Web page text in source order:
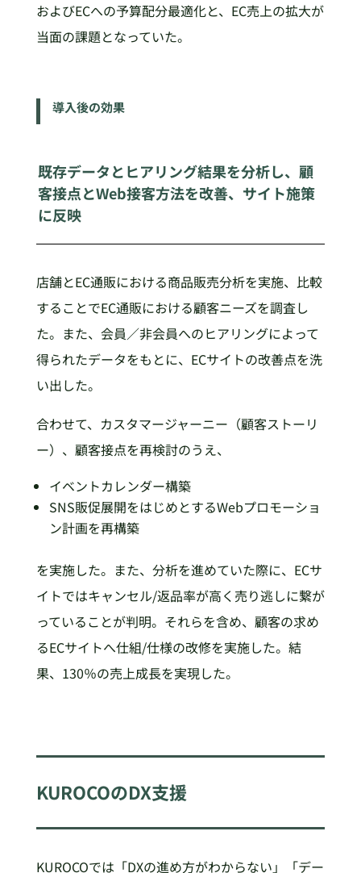
およびECへの予算配分最適化と、EC売上の拡大が
当面の課題となっていた。
導入後の効果
既存データとヒアリング結果を分析し、顧
客接点とWeb接客方法を改善、サイト施策
に反映
店舗とEC通販における商品販売分析を実施、比較
することでEC通販における顧客ニーズを調査し
た。また、会員／非会員へのヒアリングによって
得られたデータをもとに、ECサイトの改善点を洗
い出した。
合わせて、カスタマージャーニー（顧客ストーリ
ー）、顧客接点を再検討のうえ、
イベントカレンダー構築
SNS販促展開をはじめとするWebプロモーショ
ン計画を再構築
を実施した。また、分析を進めていた際に、ECサ
イトではキャンセル/返品率が高く売り逃しに繋が
っていることが判明。それらを含め、顧客の求め
るECサイトへ仕組/仕様の改修を実施した。結
果、130％の売上成長を実現した。
KUROCOのDX支援
KUROCOでは「DXの進め方がわからない」「デー